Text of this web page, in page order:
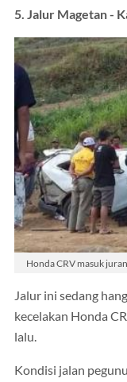
5. Jalur Magetan -
Honda CRV masuk
Jalur ini sedang
kecelakan Honda
lalu.
Kondisi jalan